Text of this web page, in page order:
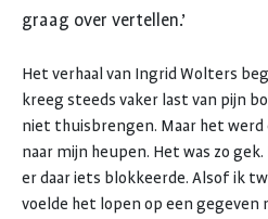
graag over vertellen.’
Het verhaal van Ingrid Wolters
kreeg steeds vaker last van pijn
niet thuisbrengen. Maar het
naar mijn heupen. Het was zo
er daar iets blokkeerde. Alsof ik
voelde het lopen op een gegeven